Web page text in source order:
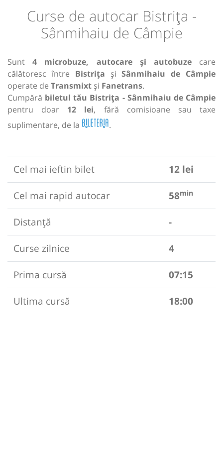
Curse de autocar Bistrița -
Sânmihaiu de Câmpie
Sunt4 microbuze, autocare și autobuzecare
călătoresc între Bistrița șiSânmihaiu de Câmpie
operate de Transmixt și Fanetrans.
Cumpără biletul tău Bistrița - Sânmihaiu de Câmpie
pentru doar 12 lei, fără comisioane sau taxe
suplimentare, de la
.
Cel mai ieftin bilet
12 lei
Cel mai rapid autocar
58min
Distanță
-
Curse zilnice
4
Prima cursă
07:15
Ultima cursă
18:00